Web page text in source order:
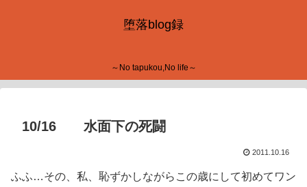
堕落blog録
～No tapukou,No life～
10/16 水面下の死闘
2011.10.16
ふふ…その、私、恥ずかしながらこの歳にして初めてワン